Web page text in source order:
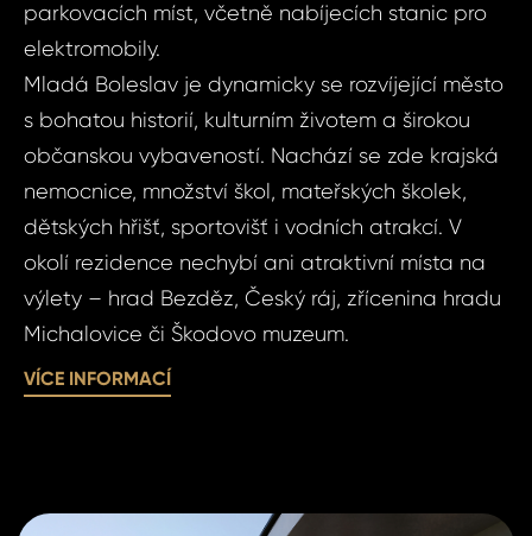
parkovacích míst, včetně nabíjecích stanic pro
elektromobily.
Mladá Boleslav je dynamicky se rozvíjející město
s bohatou historií, kulturním životem a širokou
občanskou vybaveností. Nachází se zde krajská
nemocnice, množství škol, mateřských školek,
dětských hřišť, sportovišť i vodních atrakcí. V
okolí rezidence nechybí ani atraktivní místa na
výlety – hrad Bezděz, Český ráj, zřícenina hradu
Michalovice či Škodovo muzeum.
VÍCE INFORMACÍ
1+kk,